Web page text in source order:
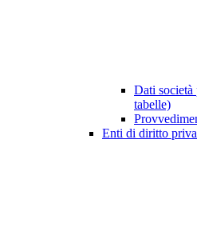
Dati società
tabelle)
Enti di diritto